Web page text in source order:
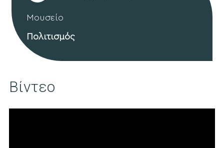
Μουσείο
Πολιτισμός
Βίντεο